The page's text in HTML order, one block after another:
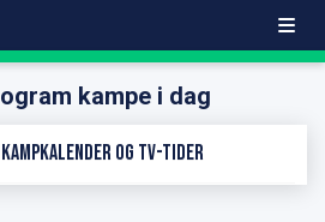
kampe i dag
kampkalender og TV-tider